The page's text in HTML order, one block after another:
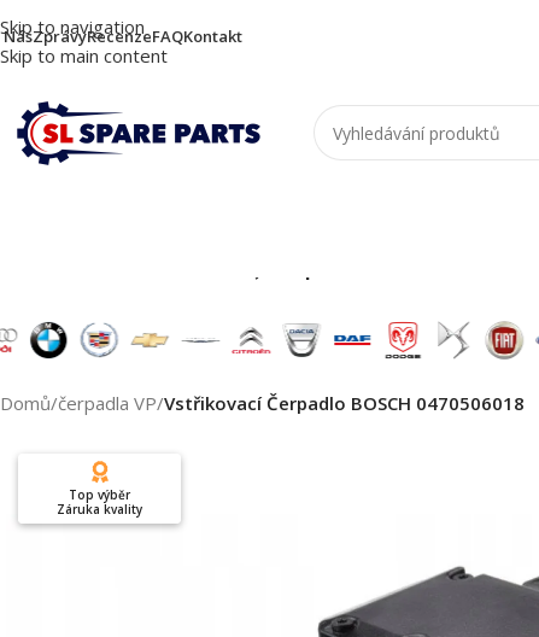
Skip to navigation
Skip to main content
NásZprávyRecenzeFAQKontakt
Domů/čerpadla VP/Vstřikovací Čerpadlo BOSCH 0470506018
Top výběr
Záruka kvality